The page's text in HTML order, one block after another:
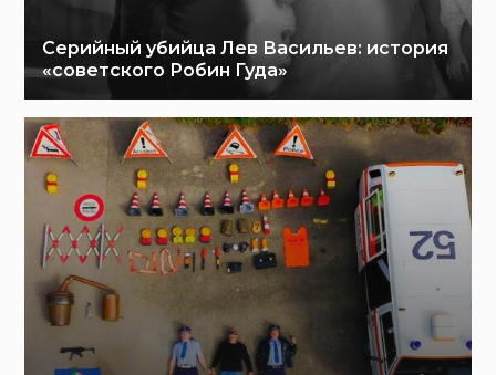
Серийный убийца Лев Васильев: история
«советского Робин Гуда»